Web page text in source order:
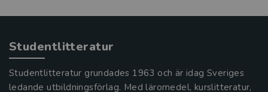
Studentlitteratur
Studentlitteratur grundades 1963 och är idag Sveriges
ledande utbildningsförlag. Med läromedel, kurslitteratur,